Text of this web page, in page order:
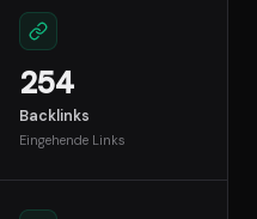
254
Backlinks
Eingehende Links